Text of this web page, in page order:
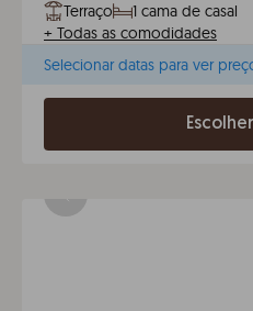
Terraço
1 cama de casal
+ Todas as comodidades
Selecionar datas para ver